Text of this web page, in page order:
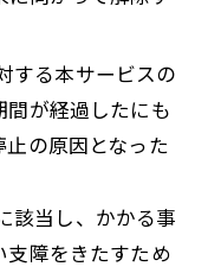
する本サービスの
が経過したにも
の原因となった
該当し、かかる事
支障をきたすため